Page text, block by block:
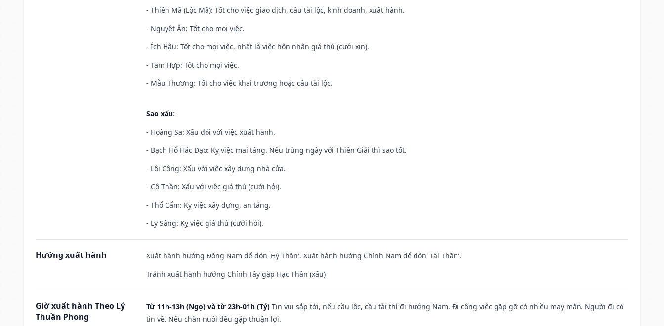
- Thiên Mã (Lộc Mã): Tốt cho việc giao dịch, cầu tài lộc, kinh doanh, xuất hành.
- Nguyệt Ân: Tốt cho mọi việc.
- Ích Hậu: Tốt cho mọi việc, nhất là việc hôn nhân giá thú (cưới xin).
- Tam Hợp: Tốt cho mọi việc.
- Mẫu Thương: Tốt cho việc khai trương hoặc cầu tài lộc.
Sao xấu:
- Hoàng Sa: Xấu đối với việc xuất hành.
- Bạch Hổ Hắc Đạo: Kỵ việc mai táng. Nếu trùng ngày với Thiên Giải thì sao tốt.
- Lôi Công: Xấu với việc xây dựng nhà cửa.
- Cô Thần: Xấu với việc giá thú (cưới hỏi).
- Thổ Cẩm: Kỵ việc xây dựng, an táng.
- Ly Sàng: Kỵ việc giá thú (cưới hỏi).
Hướng xuất hành
Xuất hành hướng Đông Nam để đón 'Hỷ Thần'. Xuất hành hướng Chính Nam để đón 'Tài Thần'.
Tránh xuất hành hướng Chính Tây gặp Hạc Thần (xấu)
Giờ xuất hành Theo Lý
Thuần Phong
Từ 11h-13h (Ngọ) và từ 23h-01h (Tý) Tin vui sắp tới, nếu cầu lộc, cầu tài thì đi hướng Nam. Đi công việc gặp gỡ có nhiều may mắn. Người đi có
tin về. Nếu chăn nuôi đều gặp thuận lợi.